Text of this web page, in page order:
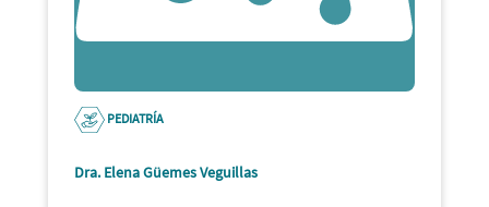
PEDIATRÍA
Dra. Elena Güemes Veguillas